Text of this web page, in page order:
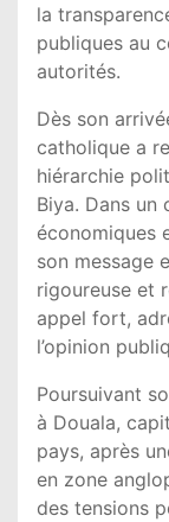
la
publiques au
autorités.
Dès son
catholique a
hiérarchie
Biya. Dans un
économiques
son message
rigoureuse et
appel fort,
l’opinion
Poursuivant
à Douala,
pays, après
en zone
des tensions